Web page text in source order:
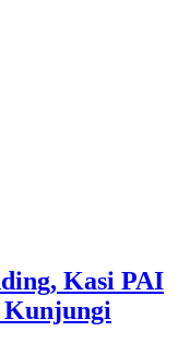
Kasi PAI
Kunjungi